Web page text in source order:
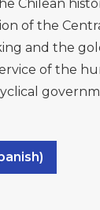
Chilean
of the
and the
of the